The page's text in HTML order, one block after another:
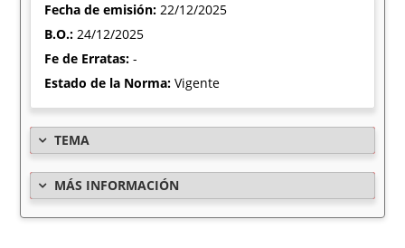
Fecha de emisión:22/12/2025
B.O.:24/12/2025
Fe de Erratas:-
Estado de la Norma:Vigente
TEMA
MÁS INFORMACIÓN